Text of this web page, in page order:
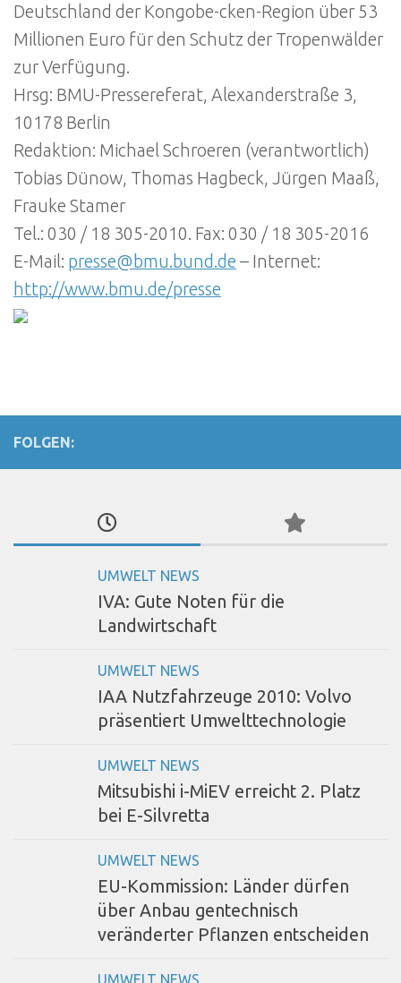
Deutschland der Kongobe-cken-Region über 53
Millionen Euro für den Schutz der Tropenwälder
zur Verfügung.
Hrsg: BMU-Pressereferat, Alexanderstraße 3,
10178 Berlin
Redaktion: Michael Schroeren (verantwortlich)
Tobias Dünow, Thomas Hagbeck, Jürgen Maaß,
Frauke Stamer
Tel.: 030 / 18 305-2010. Fax: 030 / 18 305-2016
E-Mail: presse@bmu.bund.de – Internet:
http://www.bmu.de/presse
FOLGEN:
UMWELT NEWS
IVA: Gute Noten für die
Landwirtschaft
UMWELT NEWS
IAA Nutzfahrzeuge 2010: Volvo
präsentiert Umwelttechnologie
UMWELT NEWS
Mitsubishi i-MiEV erreicht 2. Platz
bei E-Silvretta
UMWELT NEWS
EU-Kommission: Länder dürfen
über Anbau gentechnisch
veränderter Pflanzen entscheiden